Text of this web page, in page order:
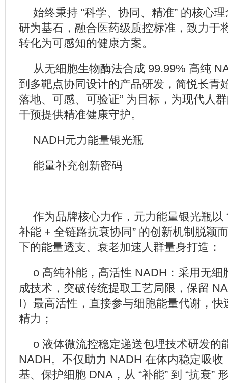
始终秉持 “科学、协同、精准” 的核心
研为基石，融合医药级质控标准，致力于
转化为可感知的健康方案。
从无细胞生物酶法合成 99.99% 高纯
到多靶点协同设计的产品研发，简悦长青
落地、可感、可验证” 为目标，为现代人
干预提供精准健康守护。
NADH元力能量银光瓶
能量补充创新密码
作为品牌核心力作，元力能量银光瓶以
补能 + 全链路抗衰协同” 的创新机制脱颖
下的能量透支、衰老加速人群量身打造：
o 高纯补能，高活性 NADH：采用无细
成技术，突破传统提取工艺局限，保留
I）最高活性，直接参与细胞能量代谢，
精力；
o 液体微流控稳定递送包埋技术研发的
NADH。不仅助力 NADH 在体内稳定吸收
基、保护细胞 DNA，从 “补能” 到 “抗衰”